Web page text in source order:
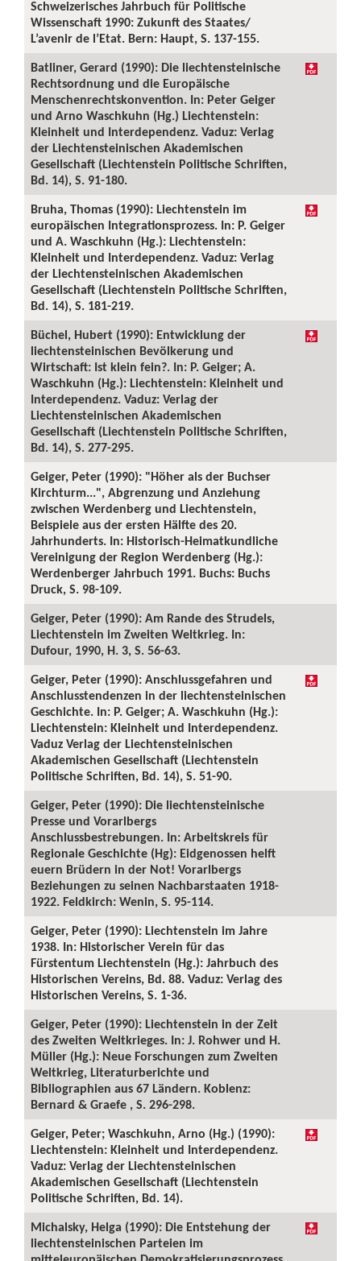
Schweizerisches Jahrbuch für Politische
Wissenschaft 1990: Zukunft des Staates/
L’avenir de l’Etat. Bern: Haupt, S. 137-155.
Batliner, Gerard (1990): Die liechtensteinische
Rechtsordnung und die Europäische
Menschenrechtskonvention. In: Peter Geiger
und Arno Waschkuhn (Hg.) Liechtenstein:
Kleinheit und Interdependenz. Vaduz: Verlag
der Liechtensteinischen Akademischen
Gesellschaft (Liechtenstein Politische Schriften,
Bd. 14), S. 91-180.
Bruha, Thomas (1990): Liechtenstein im
europäischen Integrationsprozess. In: P. Geiger
und A. Waschkuhn (Hg.): Liechtenstein:
Kleinheit und Interdependenz. Vaduz: Verlag
der Liechtensteinischen Akademischen
Gesellschaft (Liechtenstein Politische Schriften,
Bd. 14), S. 181-219.
Büchel, Hubert (1990): Entwicklung der
liechtensteinischen Bevölkerung und
Wirtschaft: Ist klein fein?. In: P. Geiger; A.
Waschkuhn (Hg.): Liechtenstein: Kleinheit und
Interdependenz. Vaduz: Verlag der
Liechtensteinischen Akademischen
Gesellschaft (Liechtenstein Politische Schriften,
Bd. 14), S. 277-295.
Geiger, Peter (1990): "Höher als der Buchser
Kirchturm...", Abgrenzung und Anziehung
zwischen Werdenberg und Liechtenstein,
Beispiele aus der ersten Hälfte des 20.
Jahrhunderts. In: Historisch-Heimatkundliche
Vereinigung der Region Werdenberg (Hg.):
Werdenberger Jahrbuch 1991. Buchs: Buchs
Druck, S. 98-109.
Geiger, Peter (1990): Am Rande des Strudels,
Liechtenstein im Zweiten Weltkrieg. In:
Dufour, 1990, H. 3, S. 56-63.
Geiger, Peter (1990): Anschlussgefahren und
Anschlusstendenzen in der liechtensteinischen
Geschichte. In: P. Geiger; A. Waschkuhn (Hg.):
Liechtenstein: Kleinheit und Interdependenz.
Vaduz Verlag der Liechtensteinischen
Akademischen Gesellschaft (Liechtenstein
Politische Schriften, Bd. 14), S. 51-90.
Geiger, Peter (1990): Die liechtensteinische
Presse und Vorarlbergs
Anschlussbestrebungen. In: Arbeitskreis für
Regionale Geschichte (Hg): Eidgenossen helft
euern Brüdern in der Not! Vorarlbergs
Beziehungen zu seinen Nachbarstaaten 1918-
1922. Feldkirch: Wenin, S. 95-114.
Geiger, Peter (1990): Liechtenstein im Jahre
1938. In: Historischer Verein für das
Fürstentum Liechtenstein (Hg.): Jahrbuch des
Historischen Vereins, Bd. 88. Vaduz: Verlag des
Historischen Vereins, S. 1-36.
Geiger, Peter (1990): Liechtenstein in der Zeit
des Zweiten Weltkrieges. In: J. Rohwer und H.
Müller (Hg.): Neue Forschungen zum Zweiten
Weltkrieg, Literaturberichte und
Bibliographien aus 67 Ländern. Koblenz:
Bernard & Graefe , S. 296-298.
Geiger, Peter; Waschkuhn, Arno (Hg.) (1990):
Liechtenstein: Kleinheit und Interdependenz.
Vaduz: Verlag der Liechtensteinischen
Akademischen Gesellschaft (Liechtenstein
Politische Schriften, Bd. 14).
Michalsky, Helga (1990): Die Entstehung der
liechtensteinischen Parteien im